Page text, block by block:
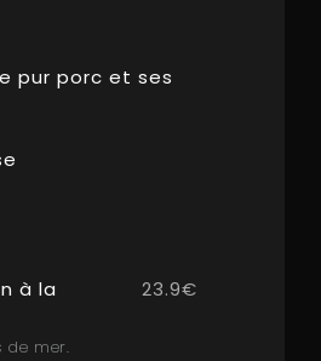
pur porc et ses
à la
de mer.
23.9€